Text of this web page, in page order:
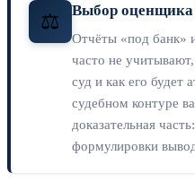
⚖️ Выбор оценщика
Отчёты «под банк»
часто не
суд и как его будет
судебном контуре
доказательная
формулировки